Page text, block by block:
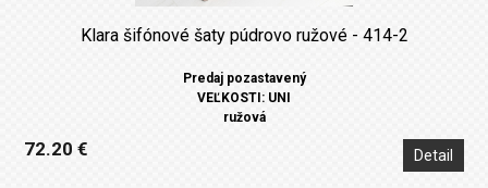
Klara šifónové šaty púdrovo ružové - 414-2
Predaj pozastavený
VEĽKOSTI: UNI
ružová
72.20 € Detail